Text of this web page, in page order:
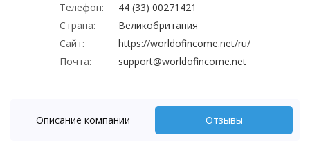
Телефон:
44 (33) 00271421
Страна:
Великобритания
Сайт:
https://worldofincome.net/ru/
Почта:
support@worldofincome.net
Описание компании Отзывы